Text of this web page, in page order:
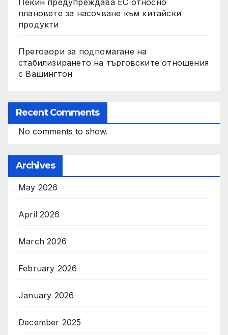
плановете за насочване към китайски
продукти
Преговори за подпомагане на
стабилизирането на търговските отношения
с Вашингтон
Recent Comments
No comments to show.
Archives
May 2026
April 2026
March 2026
February 2026
January 2026
December 2025